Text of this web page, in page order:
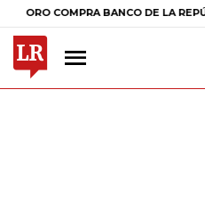
COMPRA BANCO DE LA REPÚBLICA